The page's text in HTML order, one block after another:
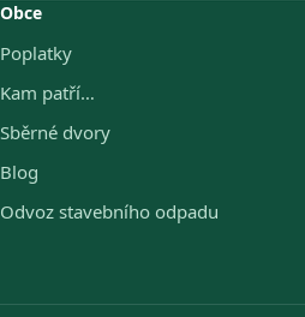
Obce
Poplatky
Kam patří…
Sběrné dvory
Blog
Odvoz stavebního odpadu